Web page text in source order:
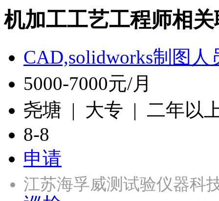
机加工工艺工程师相
CAD,solidworks制图人
5000-7000元/月
尧塘 | 大专 | 二年以
8-8
申请
江苏海孚威测试验仪器科